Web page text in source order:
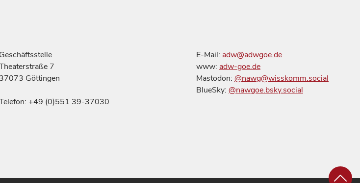
Geschäftsstelle
7
37073 Göttingen
+49 (0)551 39-37030
E-Mail: adw@adwgoe.de
www: adw-goe.de
Mastodon: @nawg@wisskomm.social
BlueSky: @nawgoe.bsky.social